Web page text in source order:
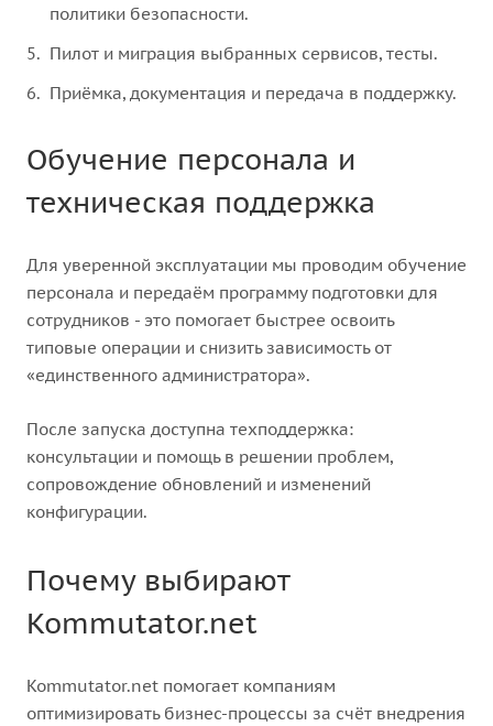
политики безопасности.
Пилот и миграция выбранных сервисов, тесты.
Приёмка, документация и передача в поддержку.
Обучение персонала и
техническая поддержка
Для уверенной эксплуатации мы проводим обучение
персонала и передаём программу подготовки для
сотрудников - это помогает быстрее освоить
типовые операции и снизить зависимость от
«единственного администратора».
После запуска доступна техподдержка:
консультации и помощь в решении проблем,
сопровождение обновлений и изменений
конфигурации.
Почему выбирают
Kommutator.net
Kommutator.net помогает компаниям
оптимизировать бизнес-процессы за счёт внедрения